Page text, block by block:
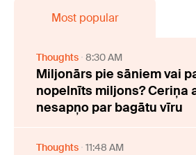
Most popular
Thoughts 8:30 AM
Miljonārs pie sāniem vai
nopelnīts miljons? Ceriņa
nesapņo par bagātu vīru
Thoughts 11:48 AM